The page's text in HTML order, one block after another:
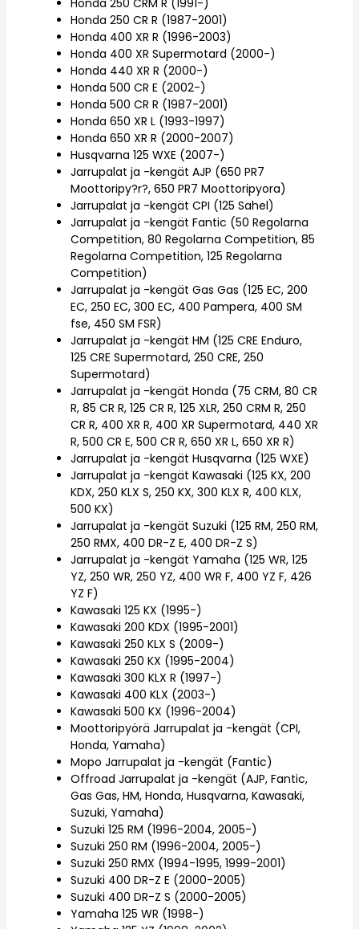
Honda 250 CRM R (1991-)
Honda 250 CR R (1987-2001)
Honda 400 XR R (1996-2003)
Honda 400 XR Supermotard (2000-)
Honda 440 XR R (2000-)
Honda 500 CR E (2002-)
Honda 500 CR R (1987-2001)
Honda 650 XR L (1993-1997)
Honda 650 XR R (2000-2007)
Husqvarna 125 WXE (2007-)
Jarrupalat ja -kengät AJP (650 PR7
Moottoripy?r?, 650 PR7 Moottoripyora)
Jarrupalat ja -kengät CPI (125 Sahel)
Jarrupalat ja -kengät Fantic (50 Regolarna
Competition, 80 Regolarna Competition, 85
Regolarna Competition, 125 Regolarna
Competition)
Jarrupalat ja -kengät Gas Gas (125 EC, 200
EC, 250 EC, 300 EC, 400 Pampera, 400 SM
fse, 450 SM FSR)
Jarrupalat ja -kengät HM (125 CRE Enduro,
125 CRE Supermotard, 250 CRE, 250
Supermotard)
Jarrupalat ja -kengät Honda (75 CRM, 80 CR
R, 85 CR R, 125 CR R, 125 XLR, 250 CRM R, 250
CR R, 400 XR R, 400 XR Supermotard, 440 XR
R, 500 CR E, 500 CR R, 650 XR L, 650 XR R)
Jarrupalat ja -kengät Husqvarna (125 WXE)
Jarrupalat ja -kengät Kawasaki (125 KX, 200
KDX, 250 KLX S, 250 KX, 300 KLX R, 400 KLX,
500 KX)
Jarrupalat ja -kengät Suzuki (125 RM, 250 RM,
250 RMX, 400 DR-Z E, 400 DR-Z S)
Jarrupalat ja -kengät Yamaha (125 WR, 125
YZ, 250 WR, 250 YZ, 400 WR F, 400 YZ F, 426
YZ F)
Kawasaki 125 KX (1995-)
Kawasaki 200 KDX (1995-2001)
Kawasaki 250 KLX S (2009-)
Kawasaki 250 KX (1995-2004)
Kawasaki 300 KLX R (1997-)
Kawasaki 400 KLX (2003-)
Kawasaki 500 KX (1996-2004)
Moottoripyörä Jarrupalat ja -kengät (CPI,
Honda, Yamaha)
Mopo Jarrupalat ja -kengät (Fantic)
Offroad Jarrupalat ja -kengät (AJP, Fantic,
Gas Gas, HM, Honda, Husqvarna, Kawasaki,
Suzuki, Yamaha)
Suzuki 125 RM (1996-2004, 2005-)
Suzuki 250 RM (1996-2004, 2005-)
Suzuki 250 RMX (1994-1995, 1999-2001)
Suzuki 400 DR-Z E (2000-2005)
Suzuki 400 DR-Z S (2000-2005)
Yamaha 125 WR (1998-)